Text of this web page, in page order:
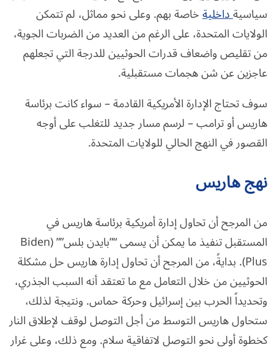
سياسيةداخليةخاصة بهم. وعلى نحو مماثل، لم تتمكن
الولايات المتحدة، على الرغم من العديد من الضربات الجوية،
من تقليص واضعاف قدرات الحوثيين للدرجة التي تجعلهم
عاجزين عن شن هجمات مستقبلية.
سوف تحتاج الإدارة الأمريكية القادمة – سواء كانت برئاسة
هاريس أو ترامب – لرسم مسار جديد للتغلب على أوجه
القصور في النهج الحالي للولايات المتحدة.
نهج هاريس
من المرجح أن تحاول إدارة أمريكية برئاسة هاريس في
المستقبل تنفيذ ما يمكن أن يسمى “”بايدن بلس”” (Biden
Plus). بدايةً، من المرجح أن تحاول إدارة هاريس حل مشكلة
الحوثيين من خلال التعامل مع ما تعتقد أنه السبب الجذري،
وتحديداً الحرب بين إسرائيل وحركة حماس. ونتيجة لذلك،
ستحاول هاريس التوسط من أجل التوصل لوقف لإطلاق النار
كخطوة أولى نحو التوصل لاتفاقية سلام. ومع ذلك، وعلى غرار